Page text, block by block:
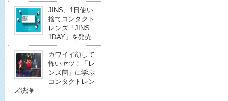
JINS、1日使い
捨てコンタクト
レンズ「JINS
1DAY」を発売
カワイイ顔して
怖いヤツ！「レ
ンズ菌」に学ぶ
コンタクトレン
ズ洗浄